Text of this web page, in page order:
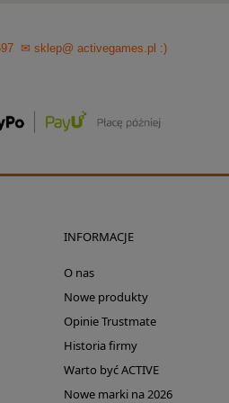
✉ sklep@ activegames.pl :)
INFORMACJE
O nas
Nowe produkty
Opinie Trustmate
Historia firmy
Warto być ACTIVE
Nowe marki na 2026